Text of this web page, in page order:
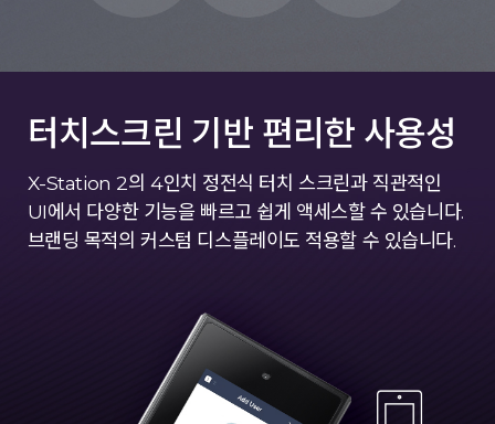
터치스크린 기반 편리한 사용성
X-Station 2의 4인치 정전식 터치 스크린과 직관적인
UI에서 다양한 기능을 빠르고 쉽게 액세스할 수 있습니다.
브랜딩 목적의 커스텀 디스플레이도 적용할 수 있습니다.